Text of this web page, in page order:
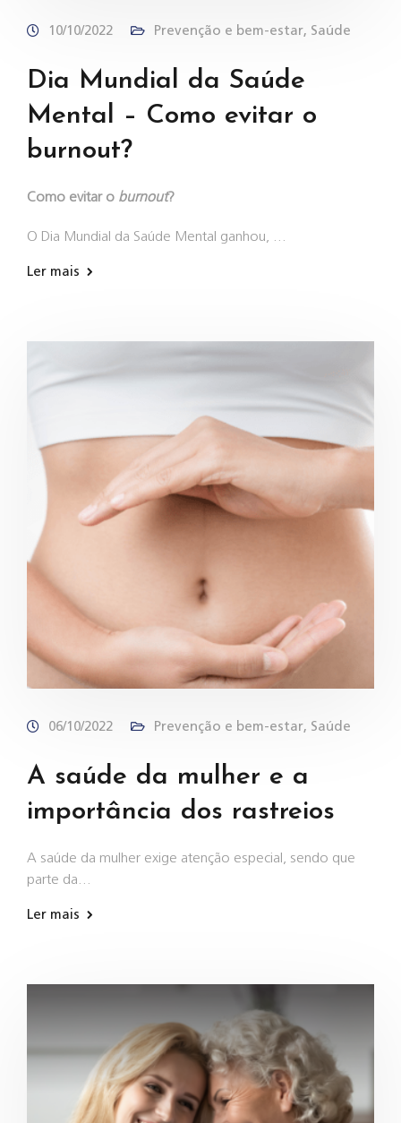
10/10/2022 Prevenção e bem-estar, Saúde
Dia Mundial da Saúde
Mental – Como evitar o
burnout?
Como evitar o burnout?
O Dia Mundial da Saúde Mental ganhou, …
Ler mais
06/10/2022 Prevenção e bem-estar, Saúde
A saúde da mulher e a
importância dos rastreios
A saúde da mulher exige atenção especial, sendo que
parte da…
Ler mais